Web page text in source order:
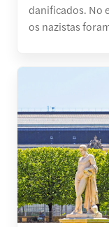
danificados. No
os nazistas